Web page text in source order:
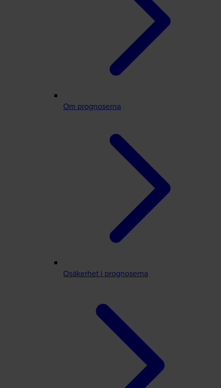
Om prognoserna
Osäkerhet i prognoserna